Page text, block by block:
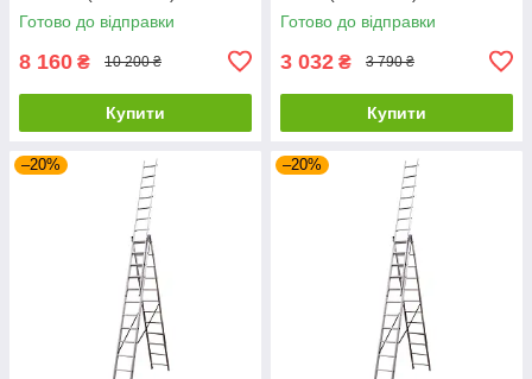
Готово до відправки
8 160 ₴ 10 200 ₴
Купити
Готово до відправки
3 032 ₴ 3 790 ₴
Купити
–20% –20%